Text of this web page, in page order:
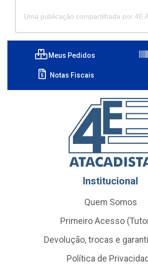
Meus Pedidos
Notas Fiscais
Institucional
Quem Somos
Primeiro Acesso
Devolução, trocas e
Política de